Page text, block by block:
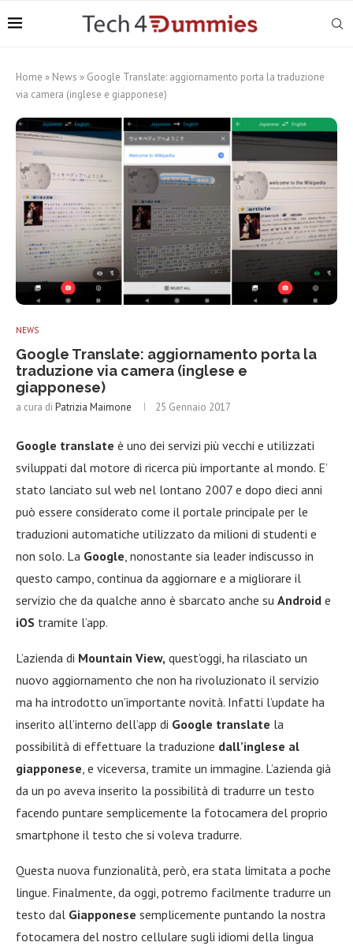
Home » News » Google Translate: aggiornamento porta la traduzione
via camera (inglese e giapponese)
NEWS
Google Translate: aggiornamento porta la
traduzione via camera (inglese e
giapponese)
a cura di Patrizia Maimone 25 Gennaio 2017
Google translate è uno dei servizi più vecchi e utilizzati
sviluppati dal motore di ricerca più importante al mondo. E’
stato lanciato sul web nel lontano 2007 e dopo dieci anni
può essere considerato come il portale principale per le
traduzioni automatiche utilizzato da milioni di studenti e
non solo. La Google, nonostante sia leader indiscusso in
questo campo, continua da aggiornare e a migliorare il
servizio che da qualche anno è sbarcato anche su Android e
iOS tramite l’app.
L’azienda di Mountain View, quest’oggi, ha rilasciato un
nuovo aggiornamento che non ha rivoluzionato il servizio
ma ha introdotto un’importante novità. Infatti l’update ha
inserito all’interno dell’app di Google translate la
possibilità di effettuare la traduzione dall’inglese al
giapponese, e viceversa, tramite un immagine. L’azienda già
da un po aveva inserito la possibilità di tradurre un testo
facendo puntare semplicemente la fotocamera del proprio
smartphone il testo che si voleva tradurre.
Questa nuova funzionalità, però, era stata limitata a poche
lingue. Finalmente, da oggi, potremo facilmente tradurre un
testo dal Giapponese semplicemente puntando la nostra
fotocamera del nostro cellulare sugli idiomi della lingua